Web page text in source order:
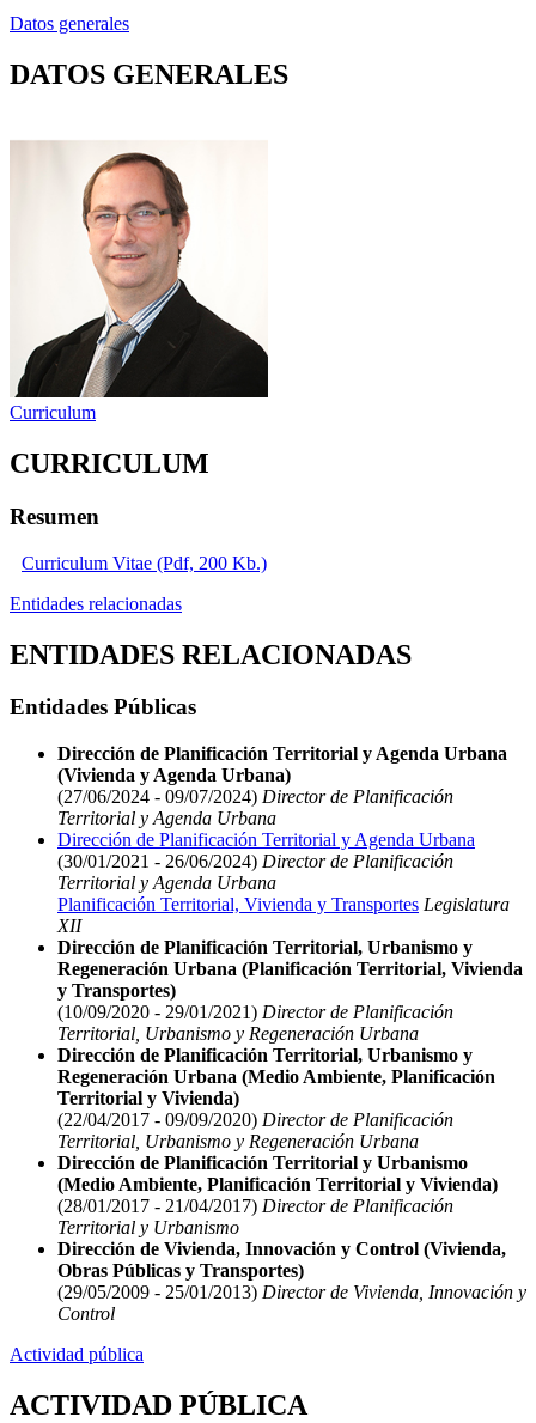
Datos generales
DATOS GENERALES
Curriculum
CURRICULUM
Resumen
Curriculum Vitae (Pdf, 200 Kb.)
Entidades relacionadas
ENTIDADES RELACIONADAS
Entidades Públicas
Dirección de Planificación Territorial y Agenda Urbana
(Vivienda y Agenda Urbana)
(27/06/2024 - 09/07/2024) Director de Planificación
Territorial y Agenda Urbana
Dirección de Planificación Territorial y Agenda Urbana
(30/01/2021 - 26/06/2024) Director de Planificación
Territorial y Agenda Urbana
Planificación Territorial, Vivienda y Transportes Legislatura
XII
Dirección de Planificación Territorial, Urbanismo y
Regeneración Urbana (Planificación Territorial, Vivienda
y Transportes)
(10/09/2020 - 29/01/2021) Director de Planificación
Territorial, Urbanismo y Regeneración Urbana
Dirección de Planificación Territorial, Urbanismo y
Regeneración Urbana (Medio Ambiente, Planificación
Territorial y Vivienda)
(22/04/2017 - 09/09/2020) Director de Planificación
Territorial, Urbanismo y Regeneración Urbana
Dirección de Planificación Territorial y Urbanismo
(Medio Ambiente, Planificación Territorial y Vivienda)
(28/01/2017 - 21/04/2017) Director de Planificación
Territorial y Urbanismo
Dirección de Vivienda, Innovación y Control (Vivienda,
Obras Públicas y Transportes)
(29/05/2009 - 25/01/2013) Director de Vivienda, Innovación y
Control
Actividad pública
ACTIVIDAD PÚBLICA